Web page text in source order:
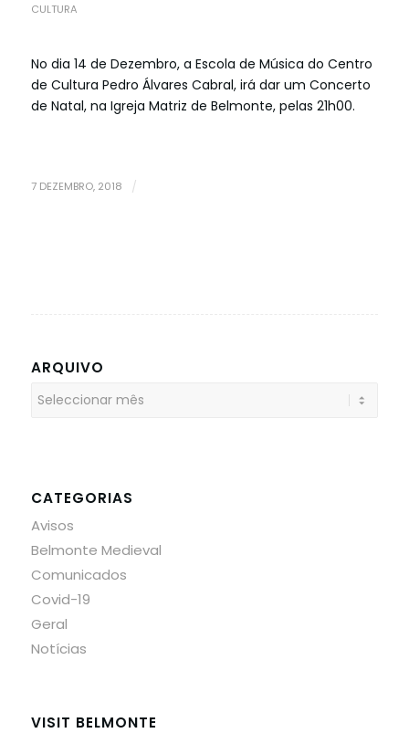
CULTURA
No dia 14 de Dezembro, a Escola de Música do Centro
de Cultura Pedro Álvares Cabral, irá dar um Concerto
de Natal, na Igreja Matriz de Belmonte, pelas 21h00.
7 DEZEMBRO, 2018 /
ARQUIVO
CATEGORIAS
Avisos
Belmonte Medieval
Comunicados
Covid-19
Geral
Notícias
VISIT BELMONTE